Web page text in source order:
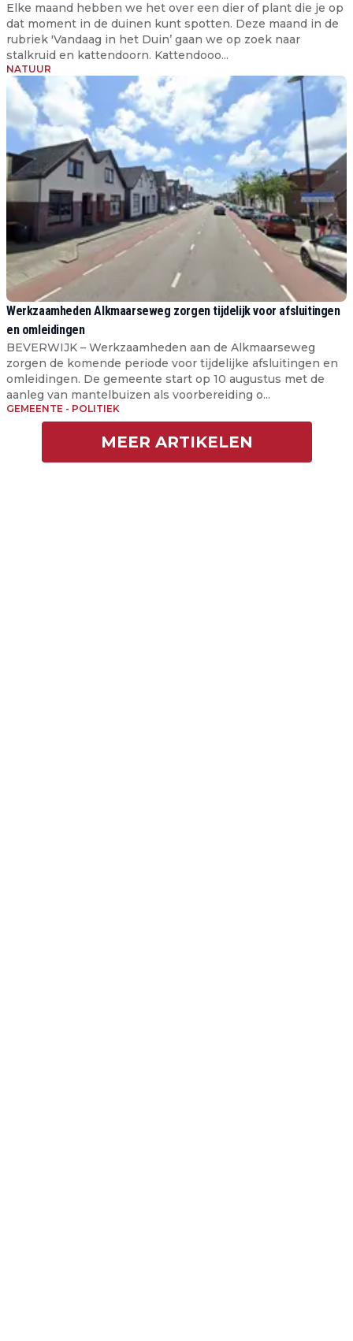
Elke maand hebben we het over een dier of plant die je op
dat moment in de duinen kunt spotten. Deze maand in de
rubriek 'Vandaag in het Duin’ gaan we op zoek naar
stalkruid en kattendoorn. Kattendooo...
NATUUR
Werkzaamheden Alkmaarseweg zorgen tijdelijk voor afsluitingen
en omleidingen
BEVERWIJK – Werkzaamheden aan de Alkmaarseweg
zorgen de komende periode voor tijdelijke afsluitingen en
omleidingen. De gemeente start op 10 augustus met de
aanleg van mantelbuizen als voorbereiding o...
GEMEENTE - POLITIEK
MEER ARTIKELEN